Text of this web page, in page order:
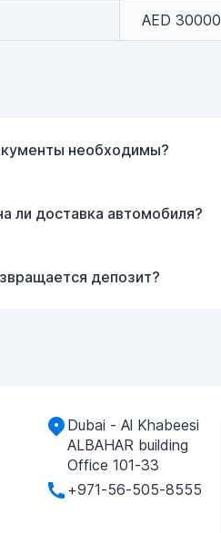
AED 30000
необходимы?
ли доставка автомобиля?
депозит?
Dubai - Al Khabeesi
ALBAHAR building
Office 101-33
+971-56-505-8555